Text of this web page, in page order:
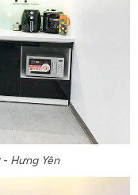
Hưng Yên